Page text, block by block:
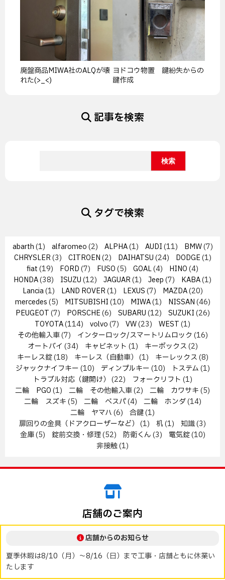
廃盤商品MIWA社のALQが壊
れた(>_<)
ヨドコウ物置 鍵紛失からの
鍵作成
記事を検索
タグで検索
abarth(1) alfaromeo(2) ALPHA(1) AUDI(11) BMW(7)
CHRYSLER(3) CITROEN(2) DAIHATSU(24) DODGE(1)
fiat(19) FORD(7) FUSO(5) GOAL(4) HINO(4)
HONDA(38) ISUZU(12) JAGUAR(1) Jeep(7) KABA(1)
Lancia(1) LAND ROVER(1) LEXUS(7) MAZDA(20)
mercedes(5) MITSUBISHI(10) MIWA(1) NISSAN(46)
PEUGEOT(7) PORSCHE(6) SUBARU(12) SUZUKI(26)
TOYOTA(114) volvo(7) VW(23) WEST(1)
その他輸入車(7) インターロック/スマートリムロック (16)
オートバイ (34) キャビネット (1) キーボックス(2)
キーレス錠(18) キーレス（自動車） (1) キーレックス(8)
ジャックナイフキー(10) ディンプルキー(10) トステム(1)
トラブル対応（鍵開け） (22) フォークリフト (1)
二輪 PGO(1) 二輪 その他輸入車(2) 二輪 カワサキ(5)
二輪 スズキ(5) 二輪 ベスパ(4) 二輪 ホンダ(14)
二輪 ヤマハ(6) 合鍵(1)
扉回りの金具（ドアクローザーなど） (1) 机(1) 知識(3)
金庫(5) 錠前交換・修理(52) 防衛くん(3) 電気錠(10)
非接触(1)
店舗のご案内
店舗からのお知らせ
夏季休暇は8/10（月）～8/16（日）まで工事・店舗ともに休業い
たします